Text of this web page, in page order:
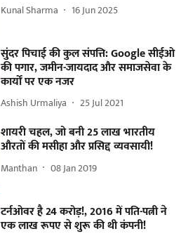
Kunal Sharma 16 Jun 2025
सुंदर पिचाई की कुल संपत्ति: Google सीईओ
की पगार, जमीन-जायदाद और समाजसेवा के
कार्यों पर एक नजर
Ashish Urmaliya 25 Jul 2021
शायरी चहल, जो बनी 25 लाख भारतीय
औरतों की मसीहा और प्रसिद्द व्यवसायी!
Manthan 08 Jan 2019
टर्नओवर है 24 करोड़!, 2016 में पति-पत्नी ने
एक लाख रूपए से शुरू की थी कंपनी!